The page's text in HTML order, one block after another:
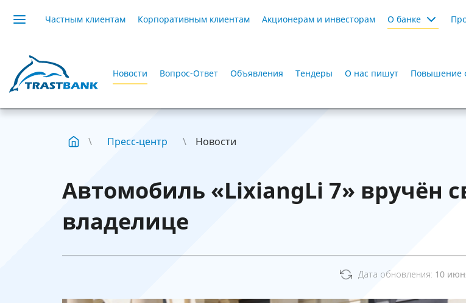
Частным клиентам Корпоративным клиентам Акционерам и инвесторам О банке
Новости Вопрос-Ответ Объявления Тендеры О нас пишут Повышение
Пресс-центр Новости
Автомобиль «LixiangLi 7» вручён
владелице
Дата обновления: 10